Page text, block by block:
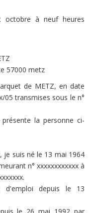
à neuf heures
57000 metz
de METZ, en date
05 transmises sous le n°
la personne ci-
je suis né le 13 mai 1964
n° xxxxxxxxxxxx à
d'emploi depuis le 13
le 26 mai 1992 par